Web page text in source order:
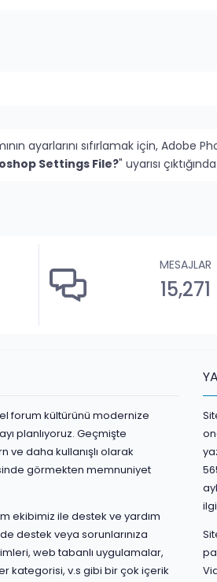
ayarlarını sıfırlamak için, Adobe
Settings File?" uyarısı
MESAJLAR
15,271
forum kültürünü modernize
planlıyoruz. Geçmişte
ve daha kullanışlı olarak
görmekten memnuniyet
ekibimiz ile destek ve yardım
destek veya sorunlarınıza
web tabanlı uygulamalar,
kategorisi, v.s gibi bir çok içerik